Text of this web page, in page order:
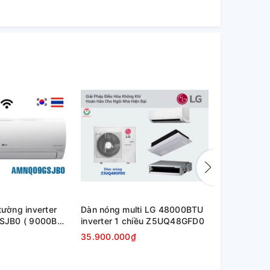
inverter
( 9000BTU
Dàn nóng multi LG 48000BTU
inverter 1 chiều Z5UQ48GFD0
35.900.000₫